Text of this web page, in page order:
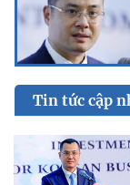
Tin tức cập